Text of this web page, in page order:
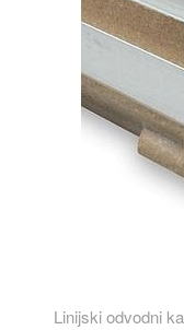
Linijski odvodni